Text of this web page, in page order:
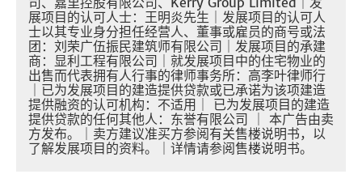
展项目的认可人士：王明炎先生｜发展项目的认可人
士以其专业身分担任经营人、董事或雇员的商号或法
团：刘荣广伍振民建筑师有限公司｜发展项目的承建
商：显利工程有限公司｜就发展项目中的住宅物业的
出售而代表拥有人行事的律师事务所：高李叶律师行
｜已为发展项目的建造提供贷款或已承诺为该项建造
提供融资的认可机构：不适用｜ 已为发展项目的建造
提供贷款的任何其他人：东誉有限公司 ｜ 本广告由卖
方发布。｜卖方建议准买方参阅有关售楼说明书，以
了解发展项目的资料。｜详情请参阅售楼说明书。